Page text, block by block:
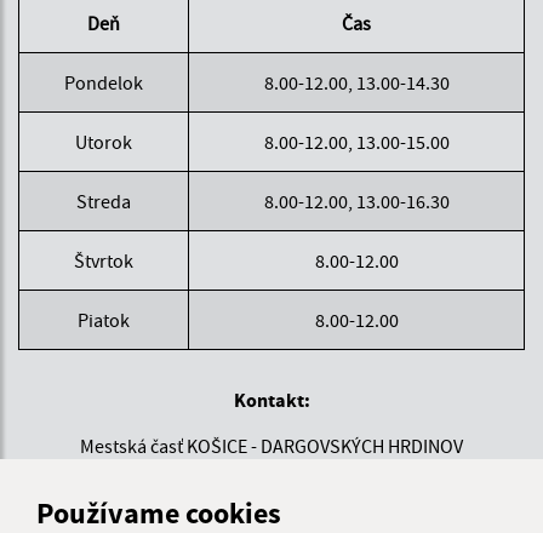
Používame cookies
Deň Čas
Pondelok 8.00-12.00, 13.00-14.30
Utorok 8.00-12.00, 13.00-15.00
Streda 8.00-12.00, 13.00-16.30
Štvrtok 8.00-12.00
Piatok 8.00-12.00
Kontakt:
Mestská časť KOŠICE - DARGOVSKÝCH HRDINOV
040 22 Košice